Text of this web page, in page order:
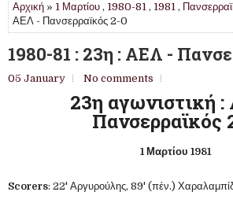
Αρχική » 1 Μαρτίου , 1980-81 , 1981 ,
ΑΕΛ - Πανσερραϊκός 2-0
1980-81 : 23η : ΑΕΛ -
05 January No comments
23η αγωνιστική
Πανσερραϊκός
1 Μαρτίου 1981
Scorers: 22' Αργυρούλης, 89' (πέν.)